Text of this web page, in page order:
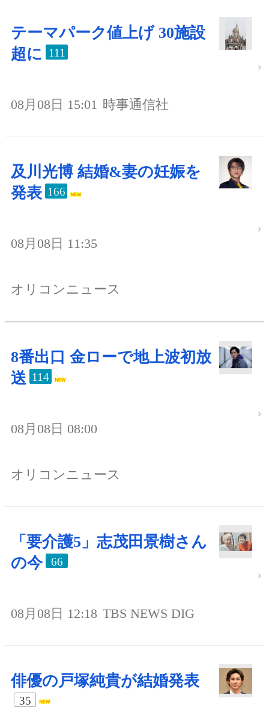
テーマパーク値上げ 30施設
超に
111
08月08日 15:01 時事通信社
及川光博 結婚&妻の妊娠を
発表 166
08月08日 11:35
オリコンニュース
8番出口 金ローで地上波初放
送 114
08月08日 08:00
オリコンニュース
「要介護5」志茂田景樹さん
の今
66
08月08日 12:18 TBS NEWS DIG
俳優の戸塚純貴が結婚発表
35